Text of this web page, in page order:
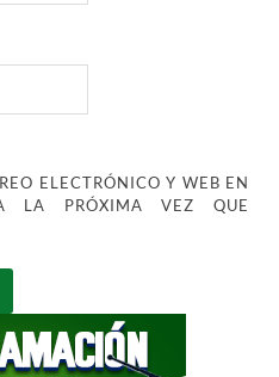
ELECTRÓNICO Y WEB EN
LA PRÓXIMA VEZ QUE